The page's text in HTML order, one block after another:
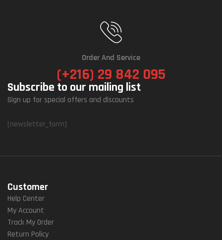
Order And Service
(+216) 29 842 095
Subscribe to our mailing list
Sign up for special offers and discounts
[newsletter_form]
Customer
Help Center
My Account
Track My Order
Return Policy